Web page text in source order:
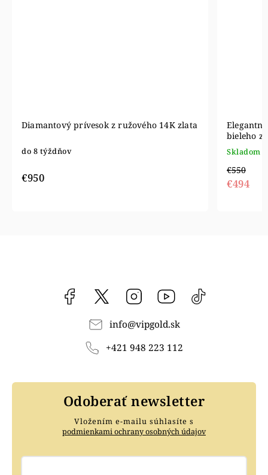
Diamantový prívesok z ružového 14K zlata
do 8 týždňov
€950
bieleho
Skladom
€550
€494
Facebook vipgoldsk Instagram YouTube
info@vipgold.sk
+421 948 223 112
Odoberať newsletter
Vložením e-mailu súhlasíte s
podmienkami ochrany osobných údajov